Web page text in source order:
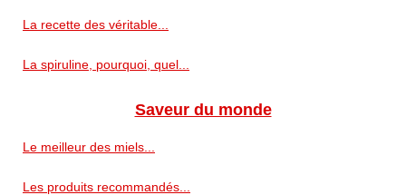
La recette des véritable...
La spiruline, pourquoi, quel...
Saveur du monde
Le meilleur des miels...
Les produits recommandés...